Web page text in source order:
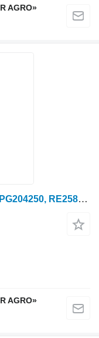
AGRO»
John Deere RE565038, RE275747, PG204250, RE258467 John D hidraulična pumpa za John Deere kombajna za žito
AGRO»